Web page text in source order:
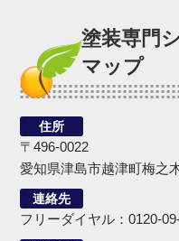
塗装専門
マップ
住所
〒496-0022
愛知県津島市越津町梅之
連絡先
フリーダイヤル：0120-